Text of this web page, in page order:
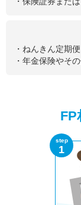
・ねんきん定期便
・年金保険やそ
FP
step
1